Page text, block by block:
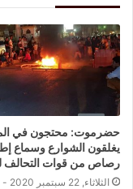
حضرموت: محتجون في
يغلقون الشوارع وسماع
رصاص من قوات التحالف
الثلاثاء, 22 سبتمبر 2020 - 9:34 م